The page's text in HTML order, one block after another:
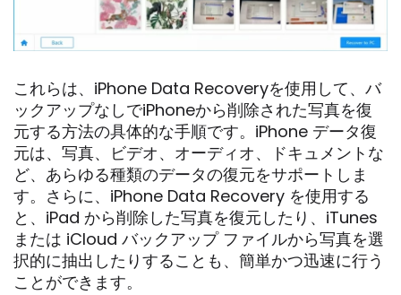
これらは、iPhone Data Recoveryを使用して、バ
ックアップなしでiPhoneから削除された写真を復
元する方法の具体的な手順です。iPhone データ復
元は、写真、ビデオ、オーディオ、ドキュメントな
ど、あらゆる種類のデータの復元をサポートしま
す。さらに、iPhone Data Recovery を使用する
と、iPad から削除した写真を復元したり、iTunes
または iCloud バックアップ ファイルから写真を選
択的に抽出したりすることも、簡単かつ迅速に行う
ことができます。